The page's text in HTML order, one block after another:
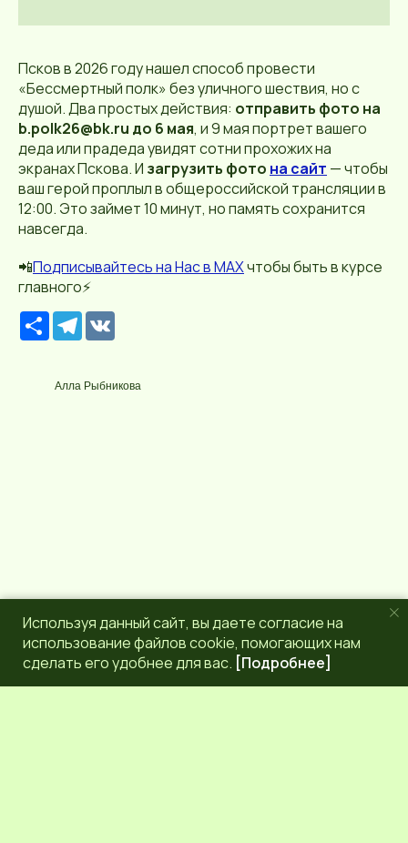
Псков в 2026 году нашел способ провести
«Бессмертный полк» без уличного шествия, но с
душой. Два простых действия: отправить фото на
b.polk26@bk.ru до 6 мая, и 9 мая портрет вашего
деда или прадеда увидят сотни прохожих на
экранах Пскова. И загрузить фото на сайт — чтобы
ваш герой проплыл в общероссийской трансляции в
12:00. Это займет 10 минут, но память сохранится
навсегда.
📲Подписывайтесьна Нас в МАХчтобы быть в курсе
главного⚡️
Р
е
р
с
T
e
g
r
Алла Рыбникова
Используя данный сайт, вы даете согласие на
использование файлов cookie, помогающих нам
сделать его удобнее для вас. [Подробнее]